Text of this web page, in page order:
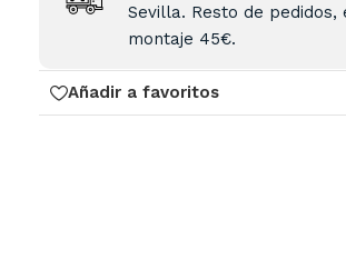
Sevilla. Resto de pedidos,
montaje 45€.
Añadir a favoritos